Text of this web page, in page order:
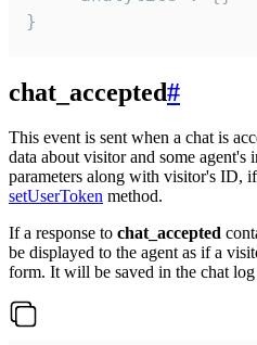
}
chat_accepted#
This event is sent when a chat is
data about visitor and some agent's
parameters along with visitor's ID,
setUserToken method.
If a response to chat_accepted
be displayed to the agent as if a
form. It will be saved in the chat